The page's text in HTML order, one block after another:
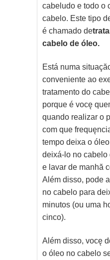
cabeludo e todo o
cabelo. Este tipo
é chamado de
cabelo de óleo.
Está numa
conveniente ao
tratamento do
porque é vocę
quando realizar o
com que
tempo deixa o
deixá-lo no cabelo
e lavar de manhă
Além disso, pode
no cabelo para
minutos (ou uma
cinco).
Além disso, vocę
o óleo no cabelo